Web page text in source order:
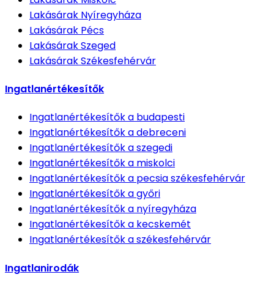
Lakásárak Nyíregyháza
Lakásárak Pécs
LakásárakSzeged
LakásárakSzékesfehérvár
Ingatlanértékesítők
Ingatlanértékesítőka budapesti
Ingatlanértékesítőka debreceni
Ingatlanértékesítőka szegedi
Ingatlanértékesítőka miskolci
Ingatlanértékesítőka pecsia székesfehérvár
Ingatlanértékesítőka győri
Ingatlanértékesítőka nyíregyháza
Ingatlanértékesítőka kecskemét
Ingatlanértékesítőka székesfehérvár
Ingatlanirodák